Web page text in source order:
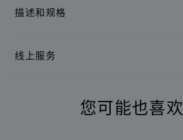
描述和规格
线上服务
您可能也喜欢